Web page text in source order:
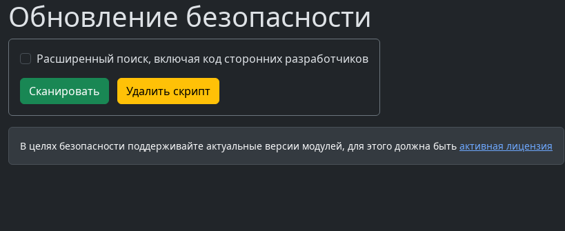
Обновление безопасности
Расширенный поиск, включая код сторонних разработчиков
Сканировать Удалить скрипт
В целях безопасности поддерживайте актуальные версии модулей, для этого должна быть активная лицензия